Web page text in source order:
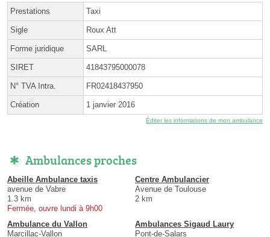
Prestations Taxi
Sigle Roux Att
Forme juridique SARL
SIRET 41843795000078
N° TVA Intra. FR02418437950
Création 1 janvier 2016
Éditer les informations de mon ambulance
Ambulances proches
Abeille Ambulance taxis
avenue de Vabre
1.3 km
Fermée, ouvre lundi à 9h00
Centre Ambulancier
Avenue de Toulouse
2 km
Ambulance du Vallon
Marcillac-Vallon
Ambulances Sigaud Laury
Pont-de-Salars